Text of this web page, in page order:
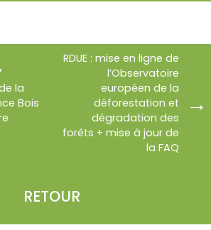
la
Bois
RETOUR
RDUE : mise en ligne de
l’Observatoire
européen de la
déforestation et
dégradation des
forêts + mise à jour de
la FAQ